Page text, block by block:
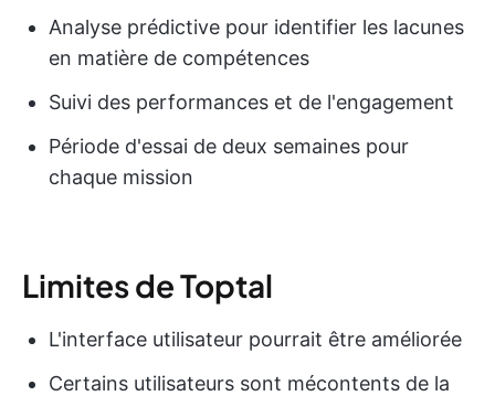
Analyse prédictive pour identifier les lacunes
en matière de compétences
Suivi des performances et de l'engagement
Période d'essai de deux semaines pour
chaque mission
Limites de Toptal
L'interface utilisateur pourrait être améliorée
Certains utilisateurs sont mécontents de la